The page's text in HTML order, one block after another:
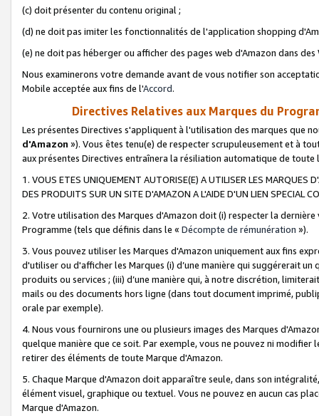
(c) doit présenter du contenu original ;
(d) ne doit pas imiter les fonctionnalités de l'application shopping
(e) ne doit pas héberger ou afficher des pages web d'Amazon dans
Nous examinerons votre demande avant de vous notifier son
Mobile acceptée aux fins de l'Accord.
Directives Relatives aux Marques du
Les présentes Directives s'appliquent à l'utilisation des marques que
d'Amazon »). Vous êtes tenu(e) de respecter scrupuleusement et à
aux présentes Directives entraînera la résiliation automatique de
1. VOUS ETES UNIQUEMENT AUTORISE(E) A UTILISER LES MARQUES
DES PRODUITS SUR UN SITE D'AMAZON A L'AIDE D'UN LIEN SPECIAL
2. Votre utilisation des Marques d'Amazon doit (i) respecter la
Programme (tels que définis dans le « Décompte de rémunération »).
3. Vous pouvez utiliser les Marques d'Amazon uniquement aux fins
d'utiliser ou d'afficher les Marques (i) d’une manière qui suggérerait
produits ou services ; (iii) d’une manière qui, à notre discrétion,
mails ou des documents hors ligne (dans tout document imprimé,
orale par exemple).
4. Nous vous fournirons une ou plusieurs images des Marques
quelque manière que ce soit. Par exemple, vous ne pouvez ni
retirer des éléments de toute Marque d'Amazon.
5. Chaque Marque d'Amazon doit apparaître seule, dans son
élément visuel, graphique ou textuel. Vous ne pouvez en aucun cas
Marque d'Amazon.